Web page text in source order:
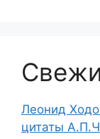
Леонид
цитаты